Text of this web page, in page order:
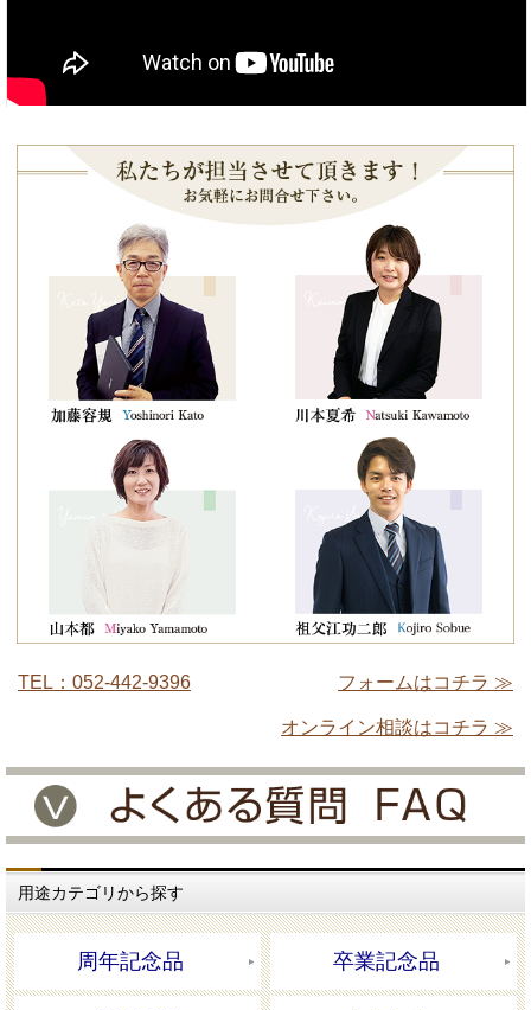
TEL：052-442-9396 フォームはコチラ ≫
オンライン相談はコチラ ≫
用途カテゴリから探す
周年記念品 卒業記念品